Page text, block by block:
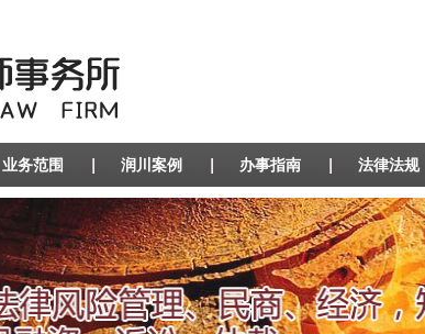
业务范围 润川案例 办事指南 法律法规